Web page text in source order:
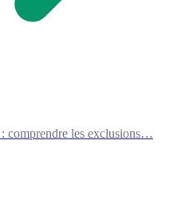
comprendre les exclusions…